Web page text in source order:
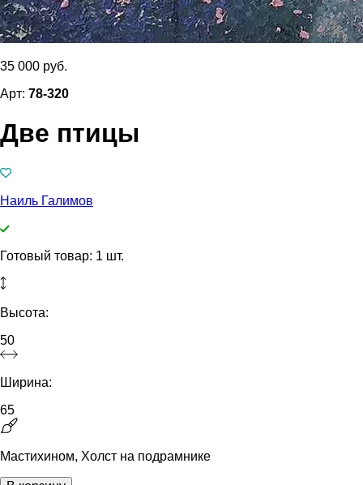
35 000 руб.
Арт: 78-320
Две птицы
Наиль Галимов
Готовый товар: 1 шт.
Высота:
50
Ширина:
65
Мастихином, Холст на подрамнике